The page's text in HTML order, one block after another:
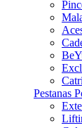
Pestanas